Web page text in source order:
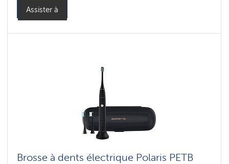
Assister à
Brosse à dents électrique Polaris PETB